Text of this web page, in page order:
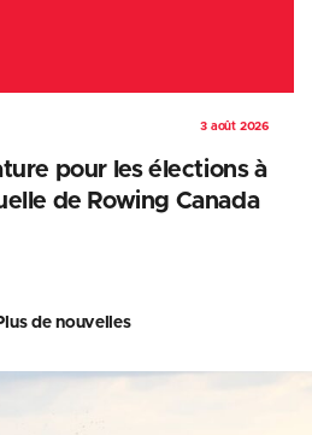
3 août 2026
pour les élections à
de Rowing Canada
de nouvelles